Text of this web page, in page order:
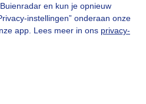
en kun je opnieuw
instellingen” onderaan onze
app. Lees meer in ons privacy-